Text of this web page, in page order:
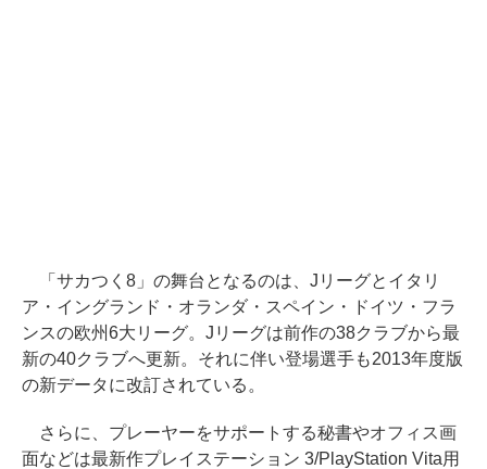
「サカつく8」の舞台となるのは、Jリーグとイタリ
ア・イングランド・オランダ・スペイン・ドイツ・フラ
ンスの欧州6大リーグ。Jリーグは前作の38クラブから最
新の40クラブへ更新。それに伴い登場選手も2013年度版
の新データに改訂されている。
さらに、プレーヤーをサポートする秘書やオフィス画
面などは最新作プレイステーション 3/PlayStation Vita用